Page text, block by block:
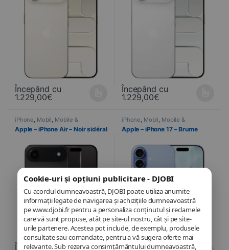
Cookie-uri și opțiuni publicitare - DJOBI
Cu acordul dumneavoastră, DJOBI poate utiliza anumite
informații legate de navigarea și achizițiile dumneavoastră
pe www.djobi.fr pentru a personaliza conținutul și reclamele
care vă sunt propuse, atât pe site-ul nostru, cât și pe site-
urile partenere. Acestea pot include, de exemplu, produsele
consultate sau comandate, pentru a vă sugera oferte mai
relevante. Sub rezerva consimțământului dumneavoastră,
Începând cu
1.229,00€
Ce produit a plusieurs variations. Les options peuvent être
Începând cu
1.229,00€
Ce produit a plusieurs
iPhone, Mobil, Mobile &
Smartphone Telefonie
Apple – iPhone Air – Noir sidéral
Începând cu
iPhone, Mobil, Mobile &
Smartphone Telefonie
Apple – iPhone 17 – Brume
Începând cu